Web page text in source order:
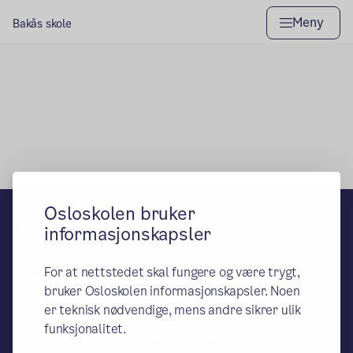
Osloskolen bruker
informasjonskapsler
For at nettstedet skal fungere og være trygt,
bruker Osloskolen informasjonskapsler. Noen
er teknisk nødvendige, mens andre sikrer ulik
funksjonalitet.
Bakås skole Meny
Bakås skole
Besøks- og leveringsadresse:
Dragonstien 23, 1062 Oslo
Postadresse:
Oslo kommune, Utdanningsetaten -